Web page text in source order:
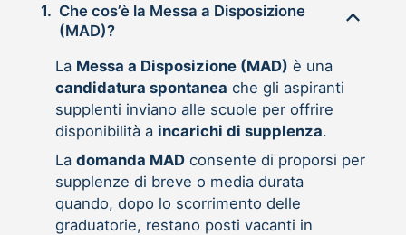
1. Che cos’è la Messa a Disposizione
(MAD)?
La Messa a Disposizione (MAD) è una
candidatura spontanea che gli aspiranti
supplenti inviano alle scuole per offrire
disponibilità a incarichi di supplenza.
La domanda MADconsente di proporsi per
supplenze di breve o media durata
quando, dopo lo scorrimento delle
graduatorie, restano posti vacanti in